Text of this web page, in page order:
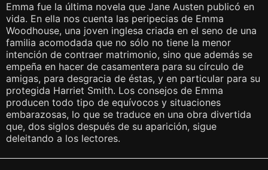
Emma fue la última novela que Jane Austen publicó en
vida. En ella nos cuenta las peripecias de Emma
Woodhouse, una joven inglesa criada en el seno de una
familia acomodada que no sólo no tiene la menor
intención de contraer matrimonio, sino que además se
empeña en hacer de casamentera para su círculo de
amigas, para desgracia de éstas, y en particular para su
protegida Harriet Smith. Los consejos de Emma
producen todo tipo de equívocos y situaciones
embarazosas, lo que se traduce en una obra divertida
que, dos siglos después de su aparición, sigue
deleitando a los lectores.